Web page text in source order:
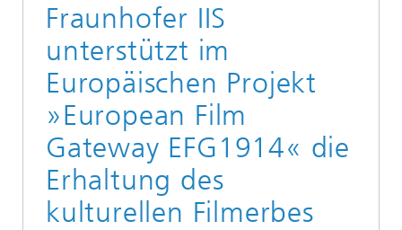
Fraunhofer IIS
unterstützt im
Europäischen Projekt
»European Film
Gateway EFG1914« die
Erhaltung des
kulturellen Filmerbes